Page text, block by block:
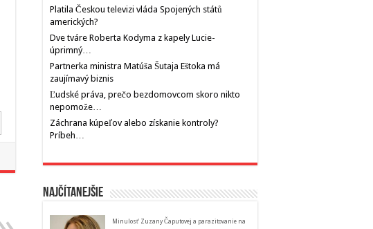
Platila Českou televizi vláda Spojených států
amerických?
Dve tváre Roberta Kodyma z kapely Lucie-
úprimný…
Partnerka ministra Matúša Šutaja Eštoka má
zaujímavý biznis
Ľudské práva, prečo bezdomovcom skoro nikto
nepomože…
Záchrana kúpeľov alebo získanie kontroly?
Príbeh…
Najčítanejšie
Minulosť Zuzany Čaputovej a parazitovanie na